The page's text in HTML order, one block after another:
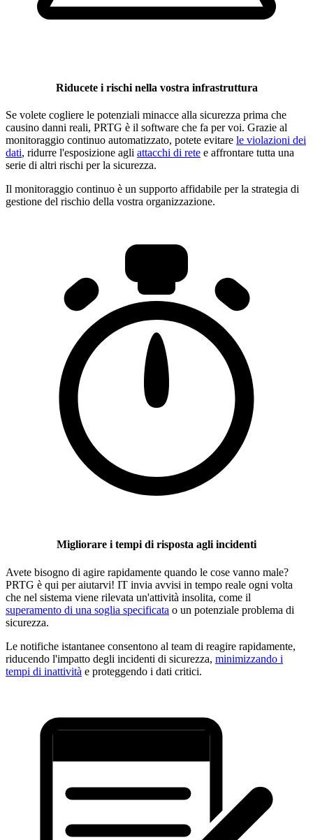
Riducete i rischi nella vostra infrastruttura
Se volete cogliere le potenziali minacce alla sicurezza prima che
causino danni reali, PRTG è il software che fa per voi. Grazie al
monitoraggio continuo automatizzato, potete evitare le violazioni dei
dati, ridurre l'esposizione agli attacchi di rete e affrontare tutta una
serie di altri rischi per la sicurezza.
Il monitoraggio continuo è un supporto affidabile per la strategia di
gestione del rischio della vostra organizzazione.
Migliorare i tempi di risposta agli incidenti
Avete bisogno di agire rapidamente quando le cose vanno male?
PRTG è qui per aiutarvi! IT invia avvisi in tempo reale ogni volta
che nel sistema viene rilevata un'attività insolita, come il
superamento di una soglia specificata o un potenziale problema di
sicurezza.
Le notifiche istantanee consentono al team di reagire rapidamente,
riducendo l'impatto degli incidenti di sicurezza, minimizzando i
tempi di inattività e proteggendo i dati critici.